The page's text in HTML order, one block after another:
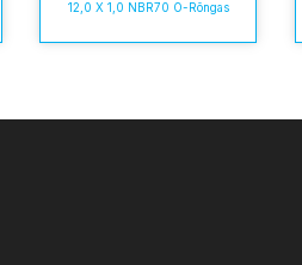
12,0 X 1,0 NBR70 O-Rõngas